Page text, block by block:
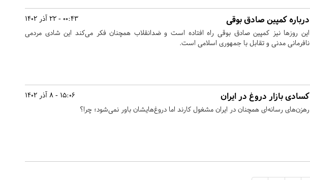
00:43 - 22 آذر 1402 درباره کمپین صادق بوقی
این روزها نیز کمپین صادق بوقی راه افتاده است و ضدانقلاب همچنان فکر می‌کند این شادی مردمی
نافرمانی مدنی و تقابل با جمهوری اسلامی است.
15:06 - 8 آذر 1402 کسادی بازار دروغ در ایران
رهزن‌های رسانه‌ای همچنان در ایران مشغول کارند اما دروغ‌هایشان باور نمی‌شود؛ چرا؟